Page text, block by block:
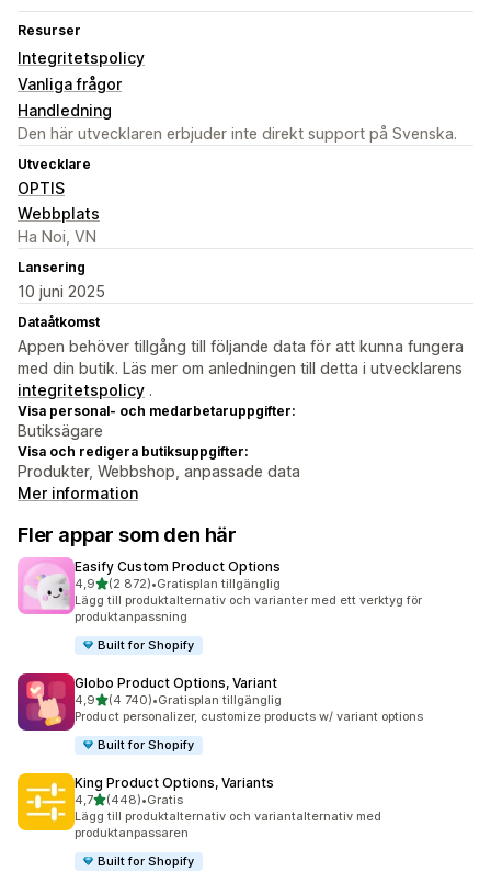
Resurser
Integritetspolicy
Vanliga frågor
Handledning
Den här utvecklaren erbjuder inte direkt support på Svenska.
Utvecklare
OPTIS
Webbplats
Ha Noi, VN
Lansering
10 juni 2025
Dataåtkomst
Appen behöver tillgång till följande data för att kunna fungera
med din butik. Läs mer om anledningen till detta i utvecklarens
integritetspolicy .
Visa personal- och medarbetaruppgifter:
Butiksägare
Visa och redigera butiksuppgifter:
Produkter, Webbshop, anpassade data
Mer information
Fler appar som den här
Easify Custom Product Options
4,9av 5 stjärnor
(2 872)
2872 recensioner totalt
•Gratisplan tillgänglig
Lägg till produktalternativ och varianter med ett verktyg för
produktanpassning
Built for Shopify
Globo Product Options, Variant
4,9av 5 stjärnor
(4 740)
4740 recensioner totalt
•Gratisplan tillgänglig
Product personalizer, customize products w/ variant options
Built for Shopify
King Product Options, Variants
4,7av 5 stjärnor
(448)
448 recensioner totalt
•Gratis
Lägg till produktalternativ och variantalternativ med
produktanpassaren
Built for Shopify